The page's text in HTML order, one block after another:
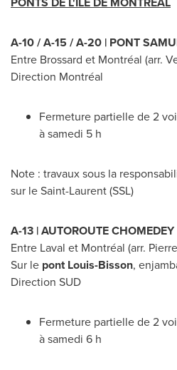
A-10 / A-15 / A-20 | PONT
Entre Brossard et Montréal (arr.
Direction Montréal
Fermeture partielle de 2
à samedi 5 h
Note : travaux sous la
sur leSaint-Laurent(SSL)
A-13 | AUTOROUTECHOMEDEY
Entre Laval et Montréal (arr.
Sur le pont Louis-Bisson,
Direction SUD
Fermeture partielle de 2
à samedi 6 h